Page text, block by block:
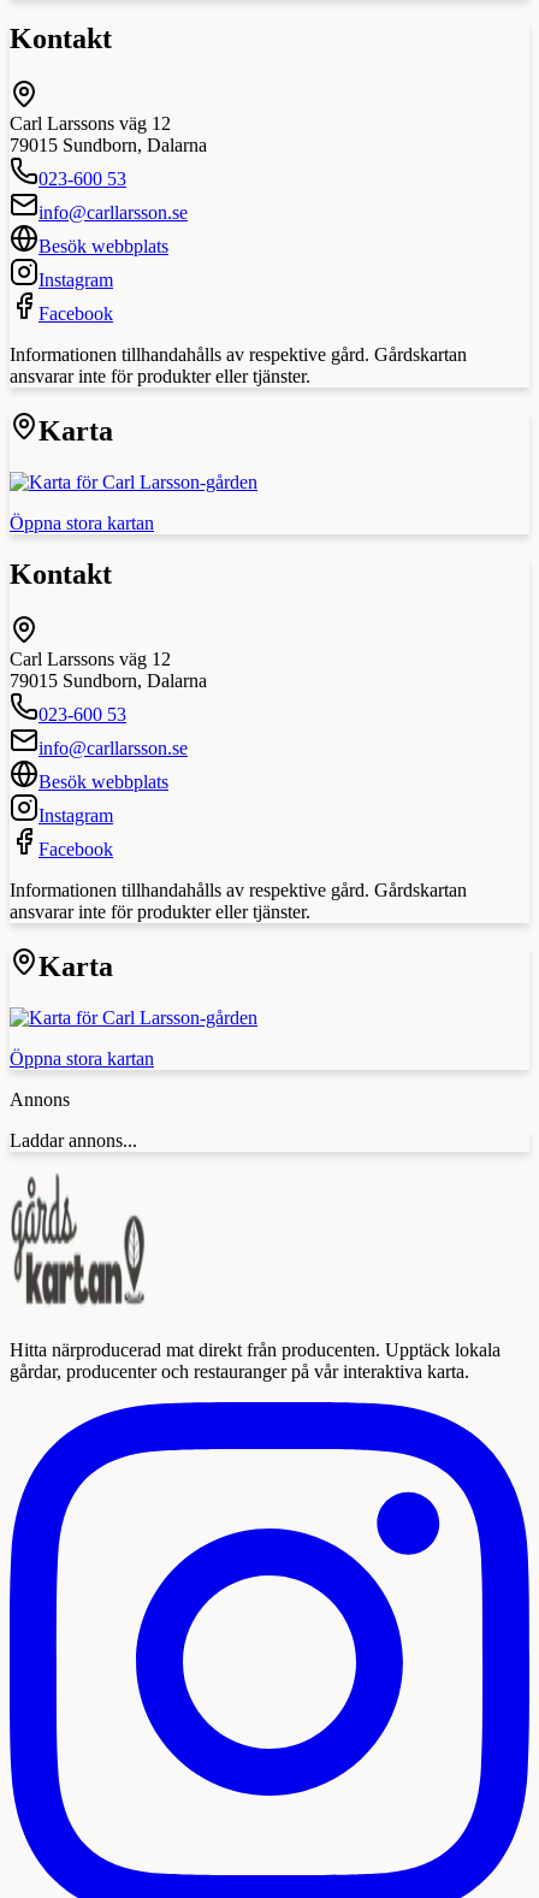
Kontakt
Carl Larssons väg 12
79015 Sundborn, Dalarna
023-600 53
info@carllarsson.se
Besök webbplats
Instagram
Facebook
Informationen tillhandahålls av respektive gård. Gårdskartan
ansvarar inte för produkter eller tjänster.
Karta
Öppna stora kartan
Kontakt
Carl Larssons väg 12
79015 Sundborn, Dalarna
023-600 53
info@carllarsson.se
Besök webbplats
Instagram
Facebook
Informationen tillhandahålls av respektive gård. Gårdskartan
ansvarar inte för produkter eller tjänster.
Karta
Öppna stora kartan
Annons
Laddar annons...
Hitta närproducerad mat direkt från producenten. Upptäck lokala
gårdar, producenter och restauranger på vår interaktiva karta.